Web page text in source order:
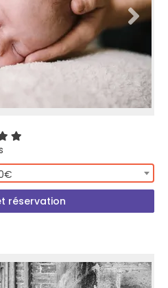
réservation